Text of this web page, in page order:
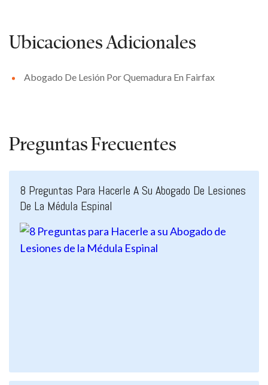
Ubicaciones Adicionales
Abogado De Lesión Por Quemadura En Fairfax
Preguntas Frecuentes
8 Preguntas Para Hacerle A Su Abogado De Lesiones
De La Médula Espinal